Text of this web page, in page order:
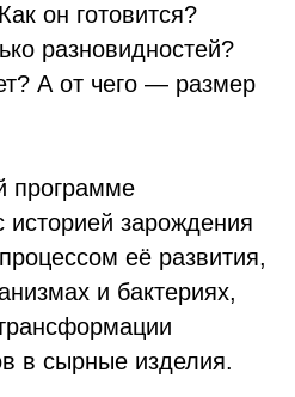
он готовится?
разновидностей?
А от чего — размер
программе
историей зарождения
её развития,
и бактериях,
в сырные изделия.